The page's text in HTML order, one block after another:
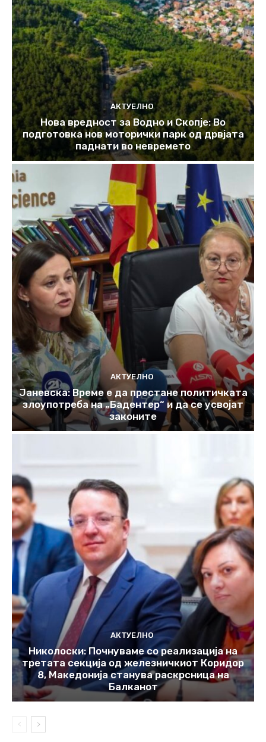
АКТУЕЛНО
Нова вредност за Водно и Скопје: Во
подготовка нов моторички парк од дрвјата
паднати во невремето
АКТУЕЛНО
Јаневска: Време е да престане политичката
злоупотреба на „Бадентер“ и да се усвојат
законите
АКТУЕЛНО
Николоски: Почнуваме со реализација на
третата секција од железничкиот Коридор
8, Македонија станува раскрсница на
Балканот